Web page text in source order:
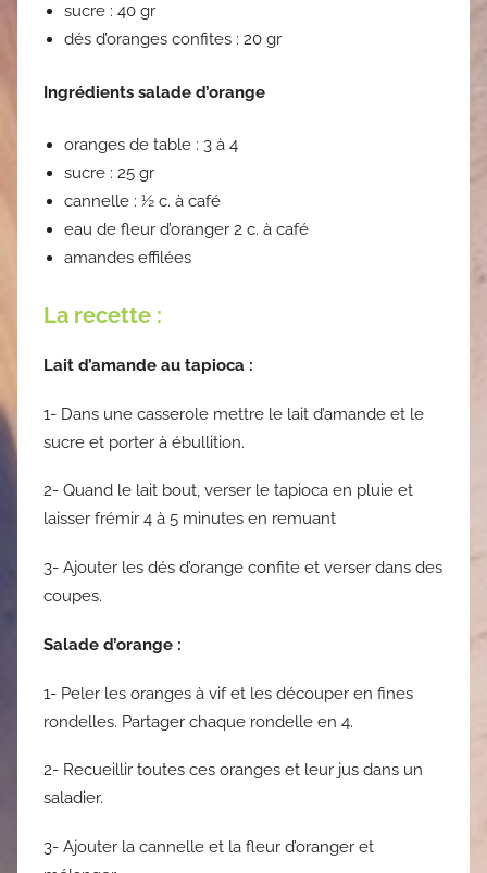
sucre : 40 gr
dés d’oranges confites : 20 gr
Ingrédients salade d’orange
oranges de table : 3 à 4
sucre : 25 gr
cannelle : ½ c. à café
eau de fleur d’oranger 2 c. à café
amandes effilées
La recette :
Lait d’amande au tapioca :
1- Dans une casserole mettre le lait d’amande et le
sucre et porter à ébullition.
2- Quand le lait bout, verser le tapioca en pluie et
laisser frémir 4 à 5 minutes en remuant
3- Ajouter les dés d’orange confite et verser dans des
coupes.
Salade d’orange :
1- Peler les oranges à vif et les découper en fines
rondelles. Partager chaque rondelle en 4.
2- Recueillir toutes ces oranges et leur jus dans un
saladier.
3- Ajouter la cannelle et la fleur d’oranger et